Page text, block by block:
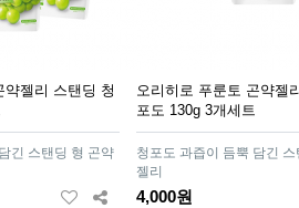
약젤리 스탠딩 청
긴 스탠딩 형 곤약
오리히로 푸룬토 곤약젤
포도 130g 3개세트
청포도 과즙이 듬뿍 담긴
젤리
4,000원